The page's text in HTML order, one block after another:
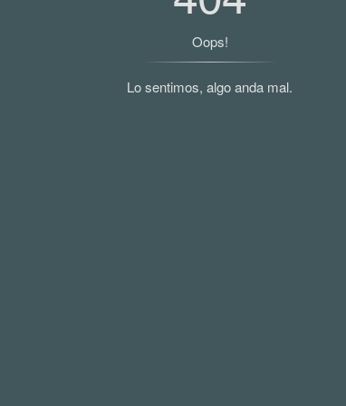
Oops!
Lo sentimos, algo anda mal.